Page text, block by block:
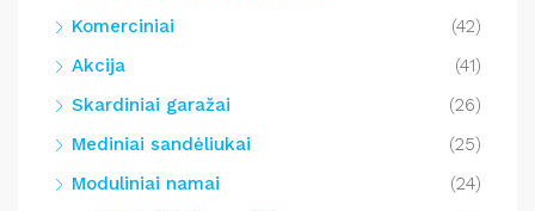
Komerciniai
(42)
Akcija
(41)
Skardiniai garažai
(26)
Mediniai sandėliukai
(25)
Moduliniai namai
(24)